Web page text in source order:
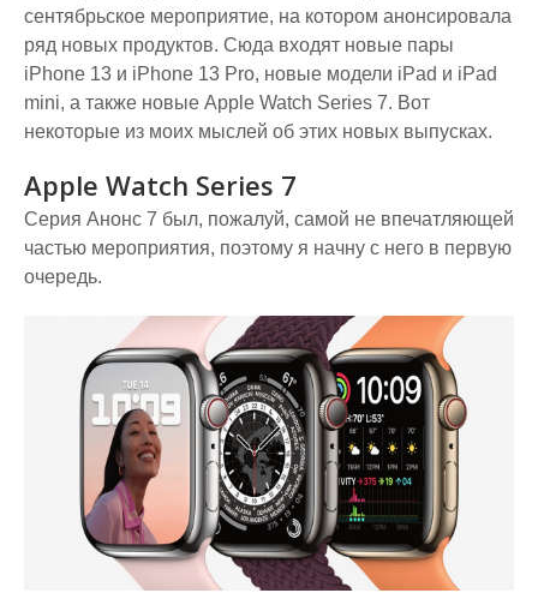
сентябрьское мероприятие, на котором анонсировала
ряд новых продуктов. Сюда входят новые пары
iPhone 13 и iPhone 13 Pro, новые модели iPad и iPad
mini, а также новые Apple Watch Series 7. Вот
некоторые из моих мыслей об этих новых выпусках.
Apple Watch Series 7
Серия Анонс 7 был, пожалуй, самой не впечатляющей
частью мероприятия, поэтому я начну с него в первую
очередь.